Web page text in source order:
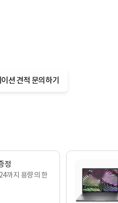
션 견적 문의하기
정
까지 용량의 한